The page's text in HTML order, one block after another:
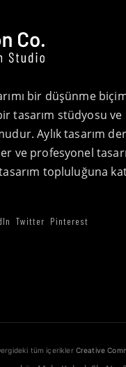
bir düşünme
tasarım stüdyosu
Aylık tasarım
ve profesyonel
topluluğuna
Twitter Pinterest
tüm içerikler Creative